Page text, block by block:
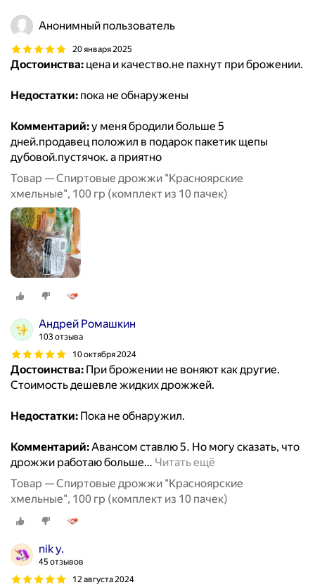
Анонимный пользователь
20 января 2025
Достоинства: цена и качество.не пахнут при брожении.
Недостатки: пока не обнаружены
Комментарий:у меня бродили больше 5
дней.продавец положил в подарок пакетик щепы
дубовой.пустячок. а приятно
Товар — Спиртовые дрожжи "Красноярские
хмельные", 100 гр (комплект из 10 пачек)
Андрей Ромашкин
103 отзыва
10 октября 2024
Достоинства: При брожении не воняют как другие.
Стоимость дешевле жидких дрожжей.
Недостатки: Пока не обнаружил.
Комментарий:Авансом ставлю 5. Но могу сказать, что
дрожжи работаю больше… Читать ещё
Товар — Спиртовые дрожжи "Красноярские
хмельные", 100 гр (комплект из 10 пачек)
nik y.
45 отзывов
12 августа 2024